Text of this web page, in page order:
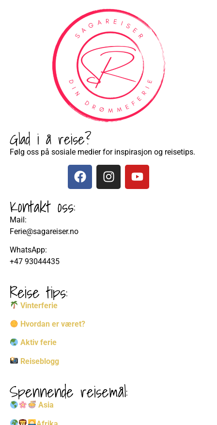
Glad i å reise?
Følg oss på sosiale medier for inspirasjon og reisetips.
Kontakt oss:
Mail:
Ferie@sagareiser.no
WhatsApp:
+47 93044435
Reise tips:
Vinterferie
Hvordan er været?
Aktiv ferie
Reiseblogg
Spennende reisemål:
Asia